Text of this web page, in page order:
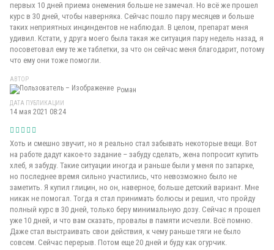
первых 10 дней приема онемения больше не замечал. Но всё же прошел
курс в 30 дней, чтобы наверняка. Сейчас пошло пару месяцев и больше
таких неприятных инциндентов не наблюдал. В целом, препарат меня
удивил. Кстати, у друга моего была такая же ситуация пару недель назад, я
посоветовал ему те же таблетки, за что он сейчас меня благодарит, потому
что ему они тоже помогли.
АВТОР
Роман
ДАТА ПУБЛИКАЦИИ
14 мая 2021 08:24
Хоть и смешно звучит, но я реально стал забывать некоторые вещи. Вот
на работе дадут какое-то задание – забуду сделать, жена попросит купить
хлеб, я забуду. Такие ситуации иногда и раньше были у меня по запарке,
но последнее время сильно участились, что невозможно было не
заметить. Я купил глицин, но он, наверное, больше детский вариант. Мне
никак не помогал. Тогда я стал принимать болюсы и решил, что пройду
полный курс в 30 дней, только беру минимальную дозу. Сейчас я прошел
уже 10 дней, и что вам сказать, провалы в памяти исчезли. Всё помню.
Даже стал выстраивать свои действия, к чему раньше тяги не было
совсем. Сейчас перерыв. Потом еще 20 дней и буду как огурчик.